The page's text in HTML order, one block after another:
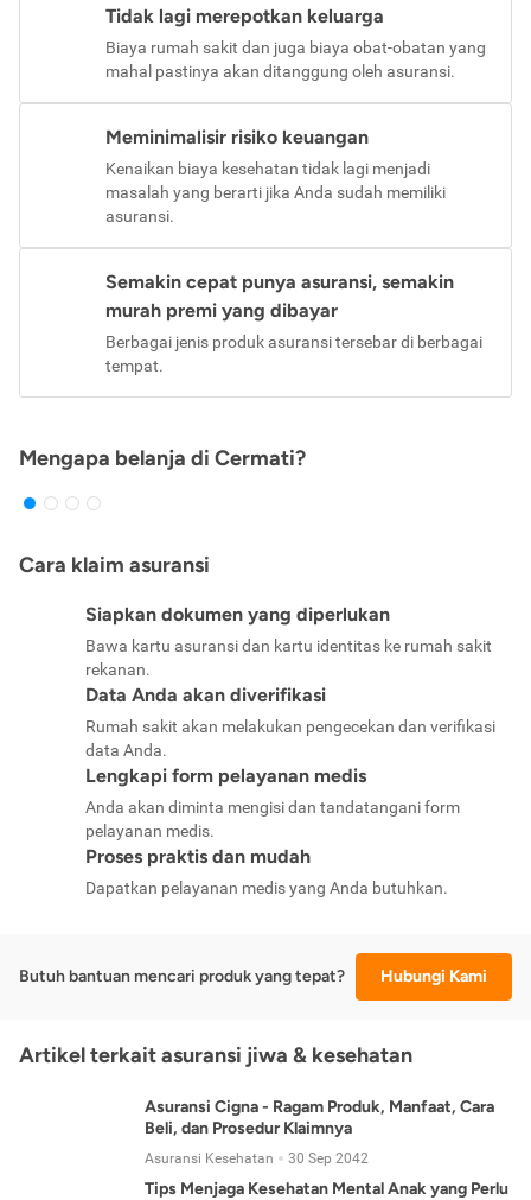
Tidak lagi merepotkan keluarga
Biaya rumah sakit dan juga biaya obat-obatan yang
mahal pastinya akan ditanggung oleh asuransi.
Meminimalisir risiko keuangan
Kenaikan biaya kesehatan tidak lagi menjadi
masalah yang berarti jika Anda sudah memiliki
asuransi.
Semakin cepat punya asuransi, semakin
murah premi yang dibayar
Berbagai jenis produk asuransi tersebar di berbagai
tempat.
Mengapa belanja di Cermati?
Cara klaim asuransi
Siapkan dokumen yang diperlukan
Bawa kartu asuransi dan kartu identitas ke rumah sakit
rekanan.
Data Anda akan diverifikasi
Rumah sakit akan melakukan pengecekan dan verifikasi
data Anda.
Lengkapi form pelayanan medis
Anda akan diminta mengisi dan tandatangani form
pelayanan medis.
Proses praktis dan mudah
Dapatkan pelayanan medis yang Anda butuhkan.
Butuh bantuan mencari produk yang tepat? Hubungi Kami
Artikel terkait asuransi jiwa & kesehatan
Asuransi Cigna - Ragam Produk, Manfaat, Cara
Beli, dan Prosedur Klaimnya
Asuransi Kesehatan 30 Sep 2042
Tips Menjaga Kesehatan Mental Anak yang Perlu